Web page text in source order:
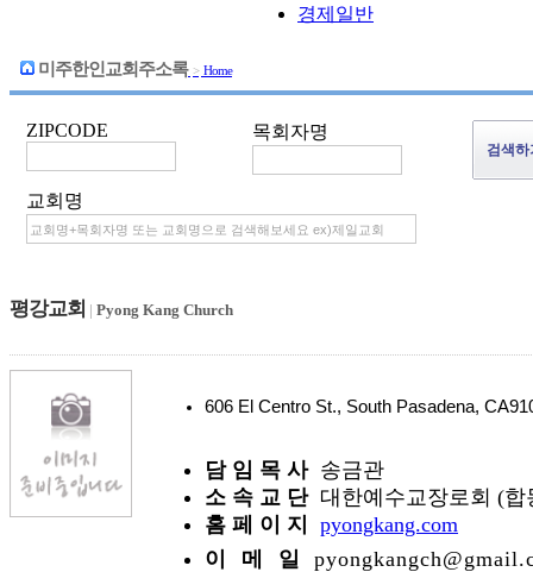
경제일반
미주한인교회주소록 > Home
ZIPCODE 목회자명
교회명
평강교회 | Pyong Kang Church
606 El Centro St., South Pasadena,
담 임 목 사 송금관
소 속 교 단 대한예수교장로회 (합
홈 페 이 지
pyongkang.com
이 메 일